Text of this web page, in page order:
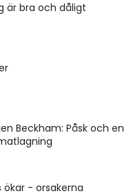
är bra och dåligt
Beckham: Påsk och en
ökar - orsakerna